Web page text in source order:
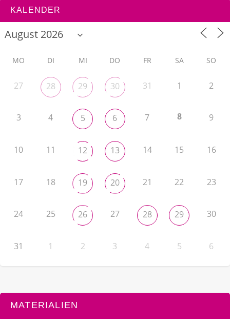
KALENDER
MO DI MI DO FR SA SO
27 28 29 30 31 1 2
3 4 5 6 7 8 9
10 11 12 13 14 15 16
17 18 19 20 21 22 23
24 25 26 27 28 29 30
31 1 2 3 4 5 6
MATERIALIEN